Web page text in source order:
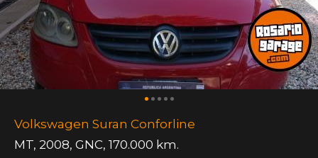
Volkswagen Suran Conforline
MT, 2008, GNC, 170.000 km.